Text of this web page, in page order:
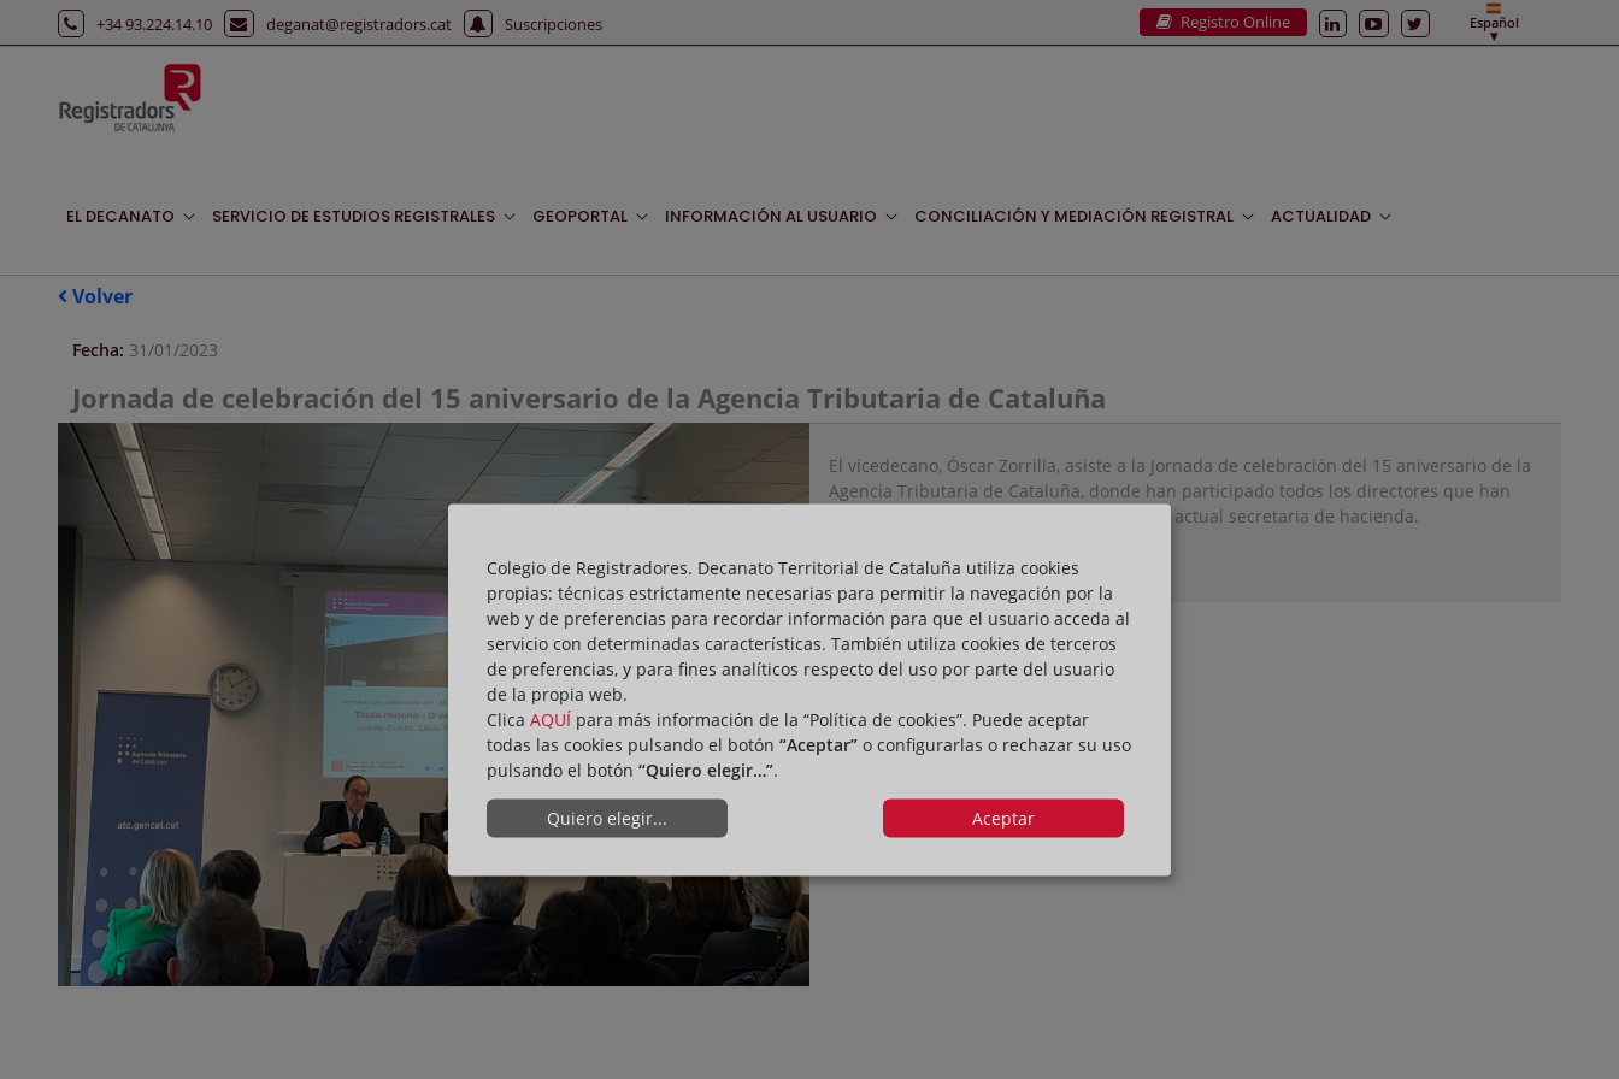
Saltar al contenido principal
+34 93.224.14.10 deganat@registradors.cat Suscripciones Registro Online Español
EL DECANATO SERVICIO DE ESTUDIOS REGISTRALES GEOPORTAL INFORMACIÓN AL USUARIO CONCILIACIÓN Y MEDIACIÓN REGISTRAL ACTUALIDAD
Volver
Fecha: 31/01/2023
Jornada de celebración del 15 aniversario de la Agencia Tributaria de Cataluña
El vicedecano, Óscar Zorrilla, asiste a la Jornada de celebración del 15 aniversario de la
Agencia Tributaria de Cataluña, donde han participado todos los directores que han
estado desde su creación, y Marta Espasa, actual secretaria de hacienda.
Colegio de Registradores. Decanato Territorial de Cataluña utiliza cookies
propias: técnicas estrictamente necesarias para permitir la navegación por la
web y de preferencias para recordar información para que el usuario acceda al
servicio con determinadas características. También utiliza cookies de terceros
de preferencias, y para fines analíticos respecto del uso por parte del usuario
de la propia web.
Clica AQUÍ para más información de la “Política de cookies”. Puede aceptar
todas las cookies pulsando el botón “Aceptar” o configurarlas o rechazar su uso
pulsando el botón “Quiero elegir…”.
Quiero elegir... Aceptar